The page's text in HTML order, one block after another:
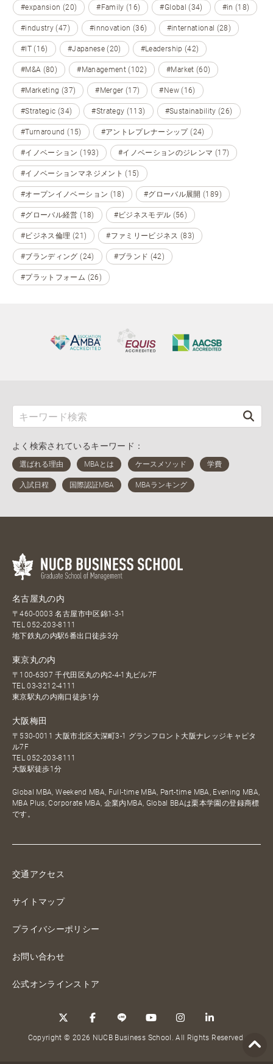
#expansion (20) #Family (16) #Global (34) #in (18)
#industry (47) #innovation (36) #international (28)
#IT (16) #Japanese (20) #Leadership (42)
#M&A (80) #Management (102) #Market (60)
#Marketing (37) #Merger (17) #New (16)
#Strategic (34) #Strategy (113) #Sustainability (26)
#Turnaround (15) #アントレプレナーシップ (24)
#イノベーション (193) #イノベーションのジレンマ (17)
#イノベーションマネジメント (15)
#オープンイノベーション (18) #グローバル展開 (189)
#グローバル経営 (18) #ビジネスモデル (56)
#ビジネス倫理 (21) #ファミリービジネス (83)
#ブランディング (24) #ブランド (42)
#プラットフォーム (26)
よく検索されているキーワード：
名古屋丸の内
〒460-0003 名古屋市中区錦1-3-1
TEL052-203-8111
地下鉄丸の内駅6番出口徒歩3分
東京丸の内
〒100-6307 千代田区丸の内2-4-1丸ビル7F
TEL03-3212-4111
東京駅丸の内南口徒歩1分
大阪梅田
〒530-0011 大阪市北区大深町3-1 グランフロント大阪ナレッジキャピタ
ル7F
TEL052-203-8111
大阪駅徒歩1分
Global MBA, Weekend MBA, Full-time MBA, Part-time MBA, Evening MBA,
MBA Plus, Corporate MBA, 企業内MBA, Global BBAは栗本学園の登録商標
です。
交通アクセス
サイトマップ
プライバシーポリシー
お問い合わせ
公式オンラインストア
Copyright © 2026 NUCB Business School. All Rights Reserved.